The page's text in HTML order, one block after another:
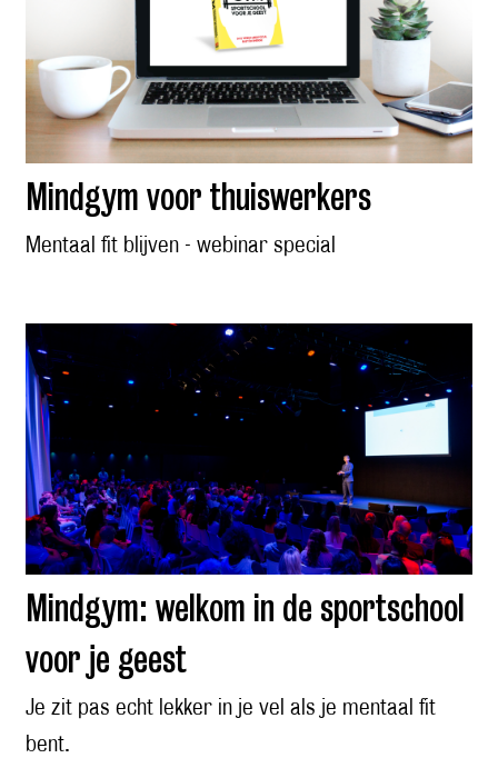
Mindgym voor thuiswerkers
Mentaal fit blijven - webinar special
Mindgym: welkom in de sportschool
voor je geest
Je zit pas echt lekker in je vel als je mentaal fit
bent.